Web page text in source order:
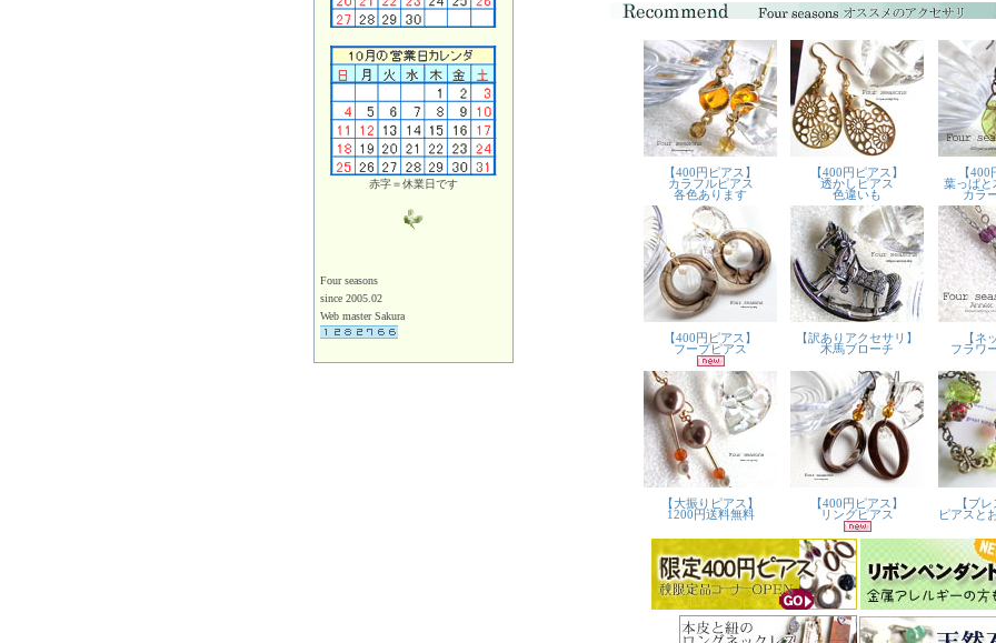
赤字＝休業日です
Four seasons
since 2005.02
Web master Sakura